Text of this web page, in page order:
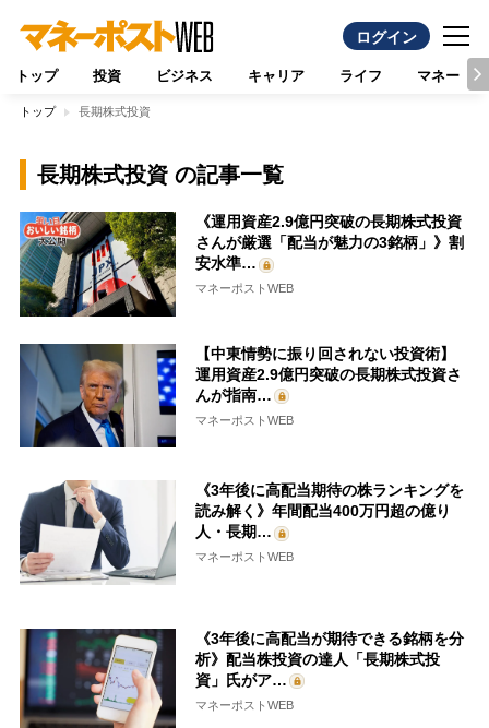
ログイン
トップ 投資 ビジネス キャリア ライフ マネー
トップ 長期株式投資
長期株式投資 の記事一覧
《運用資産2.9億円突破の長期株式投資
さんが厳選「配当が魅力の3銘柄」》割
安水準…
マネーポストWEB
【中東情勢に振り回されない投資術】
運用資産2.9億円突破の長期株式投資さ
んが指南…
マネーポストWEB
《3年後に高配当期待の株ランキングを
読み解く》年間配当400万円超の億り
人・長期…
マネーポストWEB
《3年後に高配当が期待できる銘柄を分
析》配当株投資の達人「長期株式投
資」氏がア…
マネーポストWEB